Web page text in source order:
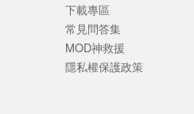
下載專區
常見問答集
MOD神救援
隱私權保護政策